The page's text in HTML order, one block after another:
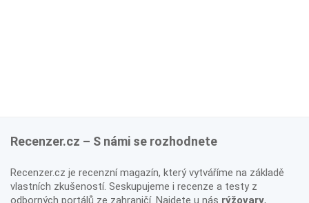
Recenzer.cz – S námi se rozhodnete
Recenzer.cz je recenzní magazín, který vytváříme na základě
vlastních zkušeností. Seskupujeme i recenze a testy z
odborných portálů ze zahraničí. Najdete u nás rýžovary,